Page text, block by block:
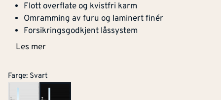
Flott overflate og kvistfri karm
Omramming av furu og laminert finér
Forsikringsgodkjent låssystem
Les mer
Farge: Svart